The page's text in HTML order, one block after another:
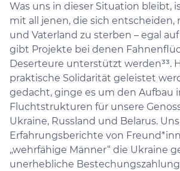
Was uns in dieser Situation bleibt,
mit all jenen, die sich entscheiden,
und Vaterland zu sterben – egal
gibt Projekte bei denen
Deserteure unterstützt werden³³.
praktische Solidarität geleistet
gedacht, ginge es um den Aufbau
Fluchtstrukturen für unsere
Ukraine, Russland und Belarus.
Erfahrungsberichte von
„wehrfähige Männer“ die Ukraine
unerhebliche